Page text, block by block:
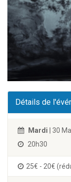
Détails de
Mardi | 30
20h30
25€ - 20€